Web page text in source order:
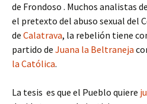
de Frondoso . Muchos analistas
el pretexto del abuso sexual del
de Calatrava, la rebelión tiene
partido de Juana la Beltraneja
la Católica.
La tesis es que el Pueblo quiere